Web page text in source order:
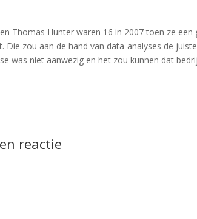
Thomas Hunter waren 16 in 2007 toen ze
Die zou aan de hand van data-analyses de
was niet aanwezig en het zou kunnen dat
reactie